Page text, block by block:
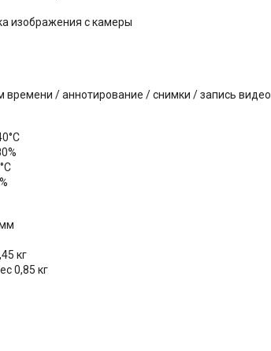
изображения с камеры
времени / аннотирование / снимки / запись видео
кг
0,85 кг